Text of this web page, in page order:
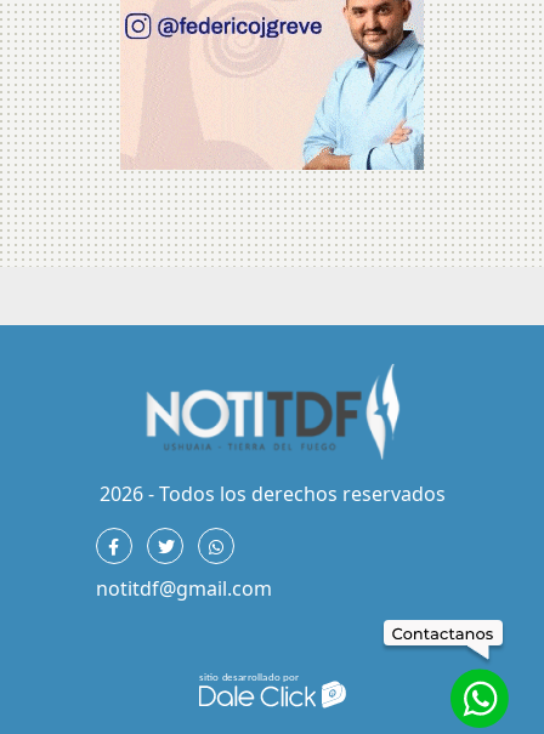
2026 - Todos los derechos reservados
notitdf@gmail.com